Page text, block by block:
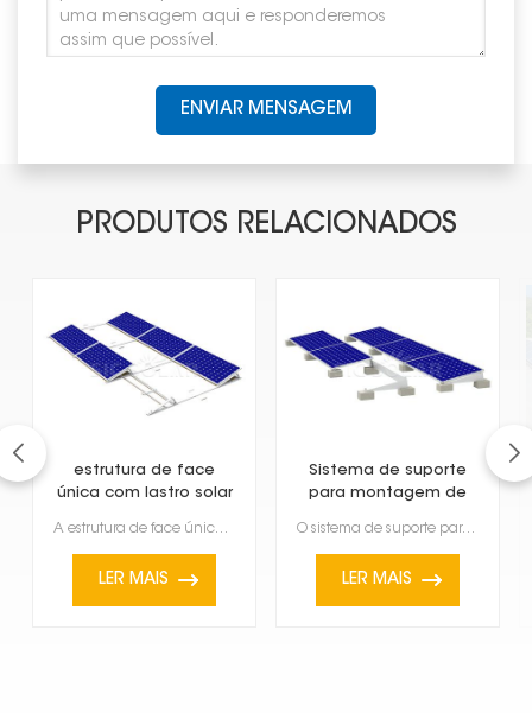
ENVIAR MENSAGEM
PRODUTOS RELACIONADOS
estrutura de face
única com lastro solar
A estrutura de face única com lastro solar é um sistema de montagem que fixa painéis solares em telh...
LER MAIS
Sistema de suporte
para montagem de
telhados planos
O sistema de suporte para instalação de painéis solares em telhados planos foi projetado para essa f...
LER MAIS